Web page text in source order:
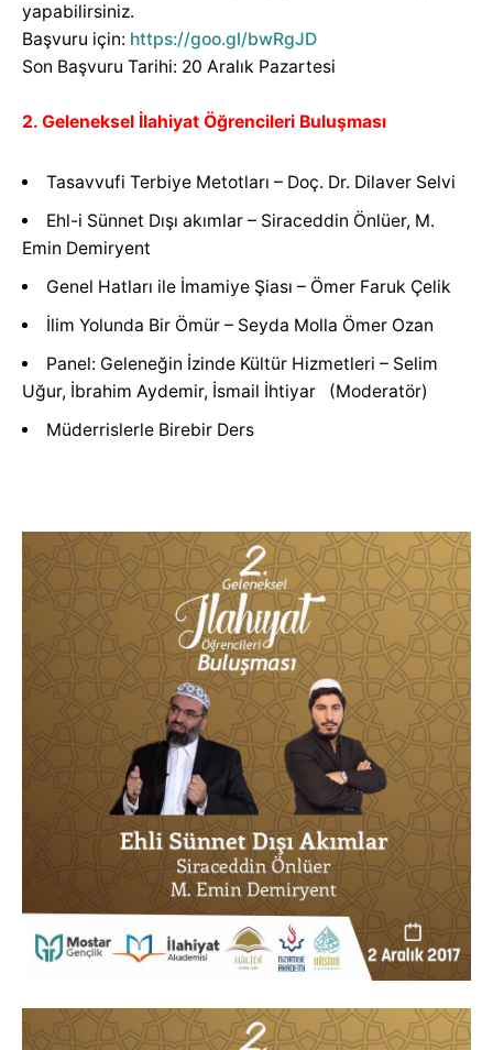
yapabilirsiniz.
Başvuru için: https://goo.gl/bwRgJD
Son Başvuru Tarihi: 20 Aralık Pazartesi
2. Geleneksel İlahiyat Öğrencileri Buluşması
Tasavvufi Terbiye Metotları – Doç. Dr. Dilaver Selvi
Ehl-i Sünnet Dışı akımlar – Siraceddin Önlüer, M.
Emin Demiryent
Genel Hatları ile İmamiye Şiası – Ömer Faruk Çelik
İlim Yolunda Bir Ömür – Seyda Molla Ömer Ozan
Panel: Geleneğin İzinde Kültür Hizmetleri – Selim
Uğur, İbrahim Aydemir, İsmail İhtiyar (Moderatör)
Müderrislerle Birebir Ders